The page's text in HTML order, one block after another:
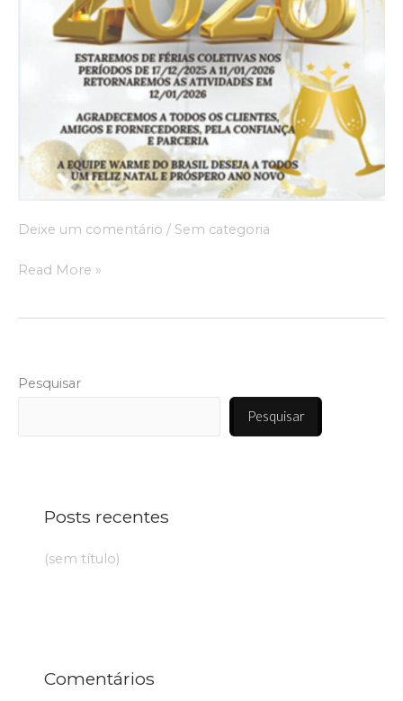
Deixe um comentário / Sem categoria
Read More »
Pesquisar
Pesquisar
Posts recentes
(sem título)
Comentários